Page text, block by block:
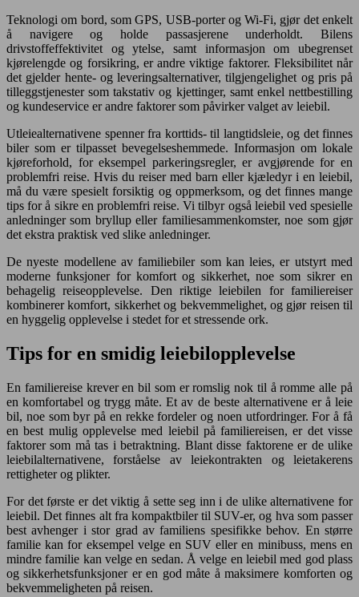
Teknologi om bord, som GPS, USB-porter og Wi-Fi, gjør det enkelt
å navigere og holde passasjerene underholdt. Bilens
drivstoffeffektivitet og ytelse, samt informasjon om ubegrenset
kjørelengde og forsikring, er andre viktige faktorer. Fleksibilitet når
det gjelder hente- og leveringsalternativer, tilgjengelighet og pris på
tilleggstjenester som takstativ og kjettinger, samt enkel nettbestilling
og kundeservice er andre faktorer som påvirker valget av leiebil.
Utleiealternativene spenner fra korttids- til langtidsleie, og det finnes
biler som er tilpasset bevegelseshemmede. Informasjon om lokale
kjøreforhold, for eksempel parkeringsregler, er avgjørende for en
problemfri reise. Hvis du reiser med barn eller kjæledyr i en leiebil,
må du være spesielt forsiktig og oppmerksom, og det finnes mange
tips for å sikre en problemfri reise. Vi tilbyr også leiebil ved spesielle
anledninger som bryllup eller familiesammenkomster, noe som gjør
det ekstra praktisk ved slike anledninger.
De nyeste modellene av familiebiler som kan leies, er utstyrt med
moderne funksjoner for komfort og sikkerhet, noe som sikrer en
behagelig reiseopplevelse. Den riktige leiebilen for familiereiser
kombinerer komfort, sikkerhet og bekvemmelighet, og gjør reisen til
en hyggelig opplevelse i stedet for et stressende ork.
Tips for en smidig leiebilopplevelse
En familiereise krever en bil som er romslig nok til å romme alle på
en komfortabel og trygg måte. Et av de beste alternativene er å leie
bil, noe som byr på en rekke fordeler og noen utfordringer. For å få
en best mulig opplevelse med leiebil på familiereisen, er det visse
faktorer som må tas i betraktning. Blant disse faktorene er de ulike
leiebilalternativene, forståelse av leiekontrakten og leietakerens
rettigheter og plikter.
For det første er det viktig å sette seg inn i de ulike alternativene for
leiebil. Det finnes alt fra kompaktbiler til SUV-er, og hva som passer
best avhenger i stor grad av familiens spesifikke behov. En større
familie kan for eksempel velge en SUV eller en minibuss, mens en
mindre familie kan velge en sedan. Å velge en leiebil med god plass
og sikkerhetsfunksjoner er en god måte å maksimere komforten og
bekvemmeligheten på reisen.